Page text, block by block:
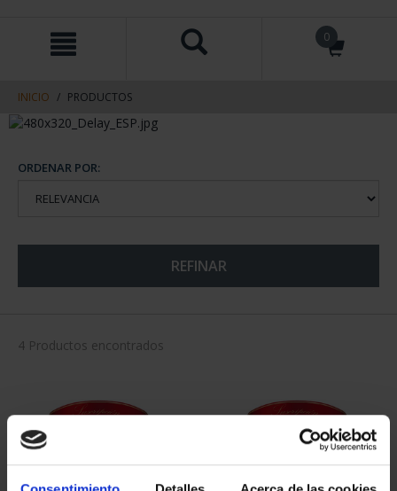
contenido
navegacin
0
INICIO PRODUCTOS
ORDENAR POR:
REFINAR
4 Productos encontrados